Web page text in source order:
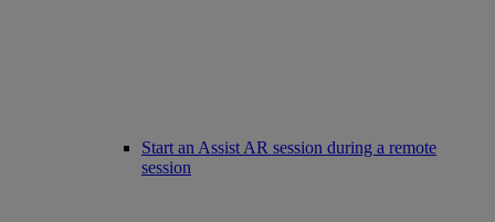
Start an Assist AR session during a remote
session